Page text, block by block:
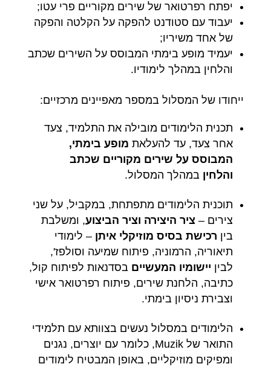
יפתח רפרטואר של שירים מקוריים פרי עטו;
יעבוד עם סטודנט להפקה על הקלטה והפקה
של אחד משיריו;
יעמיד מופע בימתי המבוסס על השירים שכתב
והלחין במהלך לימודיו.
ייחודו של המסלול במספר מאפיינים מרכזיים:
תכנית הלימודים מובילה את התלמיד, צעד
אחר צעד, עד להעלאת מופע בימתי,
המבוסס על שירים מקוריים שכתב
והלחין במהלך המסלול.
תוכנית הלימודים מתפתחת, במקביל, על שני
צירים – ציר היצירה וציר הביצוע, ומשלבת
בין רכישת בסיס מוזיקלי איתן – לימודי
תיאוריה, הרמוניה, פיתוח שמיעה וסולפז',
לבין יישומיו המעשיים בסדנאות לפיתוח קול,
כתיבה, הלחנת שירים, פיתוח רפרטואר אישי
וצבירת ניסיון בימתי.
הלימודים במסלול נעשים בצוותא עם תלמידי
התואר של Muzik, כלומר עם יוצרים, נגנים
ומפיקים מוזיקליים, באופן המבטיח לימודים